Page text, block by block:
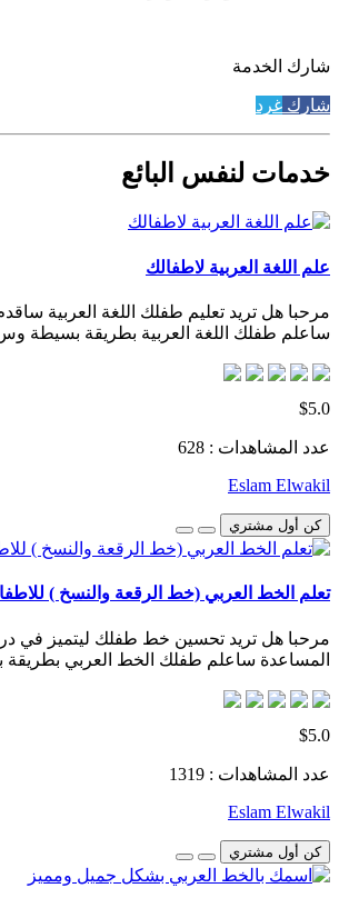
شارك الخدمة
شارك غرد
خدمات لنفس البائع
علم اللغة العربية لاطفالك
مرحبا هل تريد تعليم طفلك اللغة العربية
ساعلم طفلك اللغة العربية بطريقة بسيطة
$5.0
عدد المشاهدات : 628
Eslam Elwakil
كن أول مشتري
تعلم الخط العربي (خط الرقعة والنسخ )
مرحبا هل تريد تحسين خط طفلك ليتميز في
المساعدة ساعلم طفلك الخط العربي
$5.0
عدد المشاهدات : 1319
Eslam Elwakil
كن أول مشتري